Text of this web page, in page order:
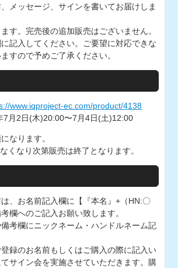
、メッセージ、サインを書いてお届けしま
す。完売後の追加販売はございません。
に記入してください。ご要望に対応できな
すので予めご了承ください。
www.iqproject-ec.com/product/4138
7月2日(木)20:00〜7月4日(土)12:00
なります。
くなり次第販売は終了となります。
、お名前記入欄に【『本名』+（HN:〇
欄へのご記入お願い致します。
考欄にニックネーム・ハンドルネーム記
録のお名前もしくはご購入の際に記入い
サイン会を実施させていただきます。購